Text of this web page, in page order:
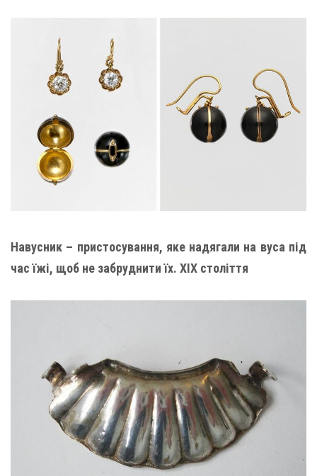
Навусник – пристосування, яке надягали на вуса під
час їжі, щоб не забруднити їх. XIX століття